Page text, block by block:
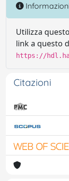
Utilizza
link a questo
https://
Citazioni